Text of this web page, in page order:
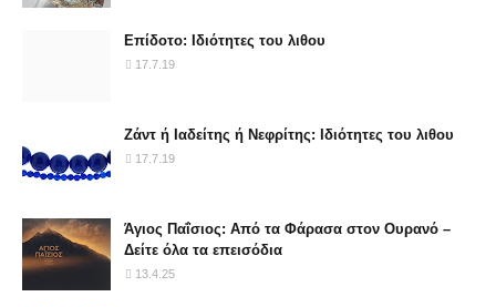
Επίδοτο: Ιδιότητες του λιθου
17.7.19
Ζάντ ή Ιαδείτης ή Νεφρίτης: Ιδιότητες του λιθου
17.7.19
Άγιος Παΐσιος: Από τα Φάρασα στον Ουρανό –
Δείτε όλα τα επεισόδια
13.4.25